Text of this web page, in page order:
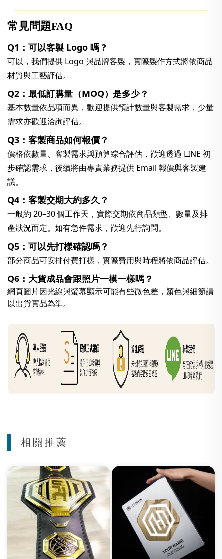
常見問題FAQ
Q1：可以客製 Logo 嗎 ?
可以，我們提供 Logo 與品牌客製，實際製作方式將依商品
材質與工藝評估。
Q2：最低訂購量（MOQ）是多少？
基本數量依品項而異，歡迎提供預計數量與客製需求，少量
需求亦歡迎洽詢評估。
Q3：客製商品如何報價？
價格依數量、客製需求與預算綜合評估，歡迎透過 LINE 初
步確認需求，後續將由專責業務提供 Email 報價與客製建
議。
Q4：客製交期大約多久？
一般約 20–30 個工作天，實際交期依商品類型、數量及排
產狀況而定。如有急件需求，歡迎先行詢問。
Q5：可以先打樣確認嗎？
部分商品可安排付費打樣，實際費用與時程將依商品評估。
Q6：大貨成品會跟照片一模一樣嗎？
網頁圖片因光線與螢幕顯示可能有些微色差，顏色與細節請
以出貨實品為準。
相關推薦